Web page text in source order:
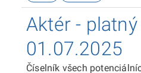
Aktér - platný
01.07.2025
Číselník všech